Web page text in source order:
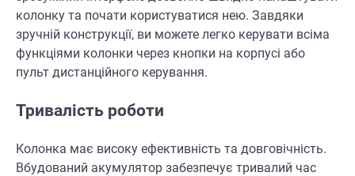
колонку та почати користуватися нею. Завдяки
зручній конструкції, ви можете легко керувати всіма
функціями колонки через кнопки на корпусі або
пульт дистанційного керування.
Тривалість роботи
Колонка має високу ефективність та довговічність.
Вбудований акумулятор забезпечує тривалий час